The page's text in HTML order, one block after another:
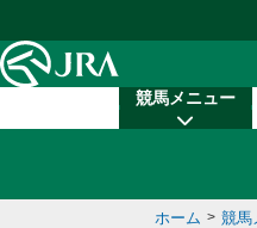
競馬メニュー
ホーム > 競馬